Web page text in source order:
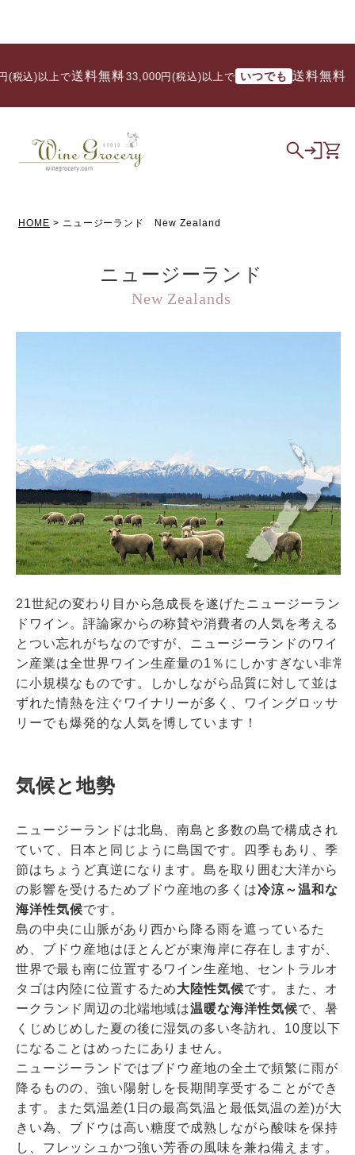
送料無料/ 33,000円(税込)以上で いつでも 送料無料
HOME ニュージーランド New Zealand
ニュージーランド
New Zealands
21世紀の変わり目から急成長を遂げたニュージーラン
ドワイン。評論家からの称賛や消費者の人気を考える
とつい忘れがちなのですが、ニュージーランドのワイ
ン産業は全世界ワイン生産量の1％にしかすぎない非常
に小規模なものです。しかしながら品質に対して並は
ずれた情熱を注ぐワイナリーが多く、ワイングロッサ
リーでも爆発的な人気を博しています！
気候と地勢
ニュージーランドは北島、南島と多数の島で構成され
ていて、日本と同じように島国です。四季もあり、季
節はちょうど真逆になります。島を取り囲む大洋から
の影響を受けるためブドウ産地の多くは冷涼～温和な
海洋性気候です。
島の中央に山脈があり西から降る雨を遮っているた
め、ブドウ産地はほとんどが東海岸に存在しますが、
世界で最も南に位置するワイン生産地、セントラルオ
タゴは内陸に位置するため大陸性気候です。また、オ
ークランド周辺の北端地域は温暖な海洋性気候で、暑
くじめじめした夏の後に湿気の多い冬訪れ、10度以下
になることはめったにありません。
ニュージーランドではブドウ産地の全土で頻繁に雨が
降るものの、強い陽射しを長期間享受することができ
ます。また気温差(1日の最高気温と最低気温の差)が大
きい為、ブドウは高い糖度で成熟しながら酸味を保持
し、フレッシュかつ強い芳香の風味を兼ね備えます。